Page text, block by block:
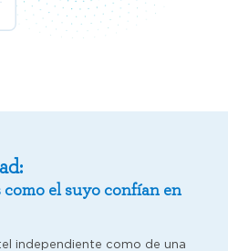
como el suyo confían en
independiente como de una